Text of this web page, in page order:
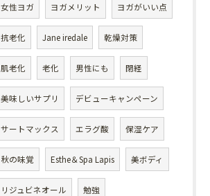
女性ヨガ ヨガメリット ヨガがいい点
抗老化 Jane iredale 乾燥対策
肌老化 老化 男性にも 閉経
美味しいサプリ デビューキャンペーン
サートマックス エラグ酸 保湿ケア
秋の味覚 Esthe＆Spa Lapis 美ボディ
リジュビネオール 勉強